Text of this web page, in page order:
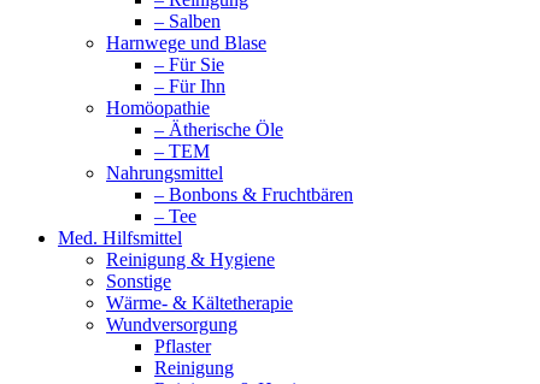
– Salben
Harnwege und Blase
– Für Sie
– Für Ihn
Homöopathie
– Ätherische Öle
– TEM
Nahrungsmittel
– Bonbons & Fruchtbären
– Tee
Med. Hilfsmittel
Reinigung & Hygiene
Sonstige
Wärme- & Kältetherapie
Wundversorgung
Pflaster
Reinigung